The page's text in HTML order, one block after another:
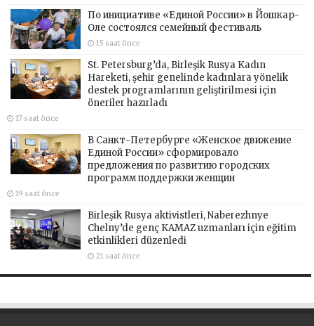
По инициативе «Единой России» в Йошкар-
Оле состоялся семейный фестиваль
15 saat önce
St. Petersburg’da, Birleşik Rusya Kadın
Hareketi, şehir genelinde kadınlara yönelik
destek programlarının geliştirilmesi için
öneriler hazırladı
17 saat önce
В Санкт-Петербурге «Женское движение
Единой России» сформировало
предложения по развитию городских
программ поддержки женщин
19 saat önce
Birleşik Rusya aktivistleri, Naberezhnye
Chelny’de genç KAMAZ uzmanları için eğitim
etkinlikleri düzenledi
21 saat önce